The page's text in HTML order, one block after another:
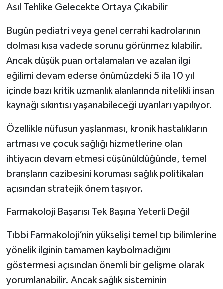
Asıl Tehlike Gelecekte Ortaya Çıkabilir
Bugün pediatri veya genel cerrahi kadrolarının
dolması kısa vadede sorunu görünmez kılabilir.
Ancak düşük puan ortalamaları ve azalan ilgi
eğilimi devam ederse önümüzdeki 5 ila 10 yıl
içinde bazı kritik uzmanlık alanlarında nitelikli insan
kaynağı sıkıntısı yaşanabileceği uyarıları yapılıyor.
Özellikle nüfusun yaşlanması, kronik hastalıkların
artması ve çocuk sağlığı hizmetlerine olan
ihtiyacın devam etmesi düşünüldüğünde, temel
branşların cazibesini koruması sağlık politikaları
açısından stratejik önem taşıyor.
Farmakoloji Başarısı Tek Başına Yeterli Değil
Tıbbi Farmakoloji’nin yükselişi temel tıp bilimlerine
yönelik ilginin tamamen kaybolmadığını
göstermesi açısından önemli bir gelişme olarak
yorumlanabilir. Ancak sağlık sisteminin